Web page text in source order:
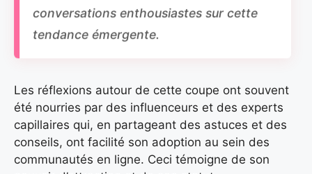
conversations enthousiastes sur cette
tendance émergente.
Les réflexions autour de cette coupe ont souvent
été nourries par des influenceurs et des experts
capillaires qui, en partageant des astuces et des
conseils, ont facilité son adoption au sein des
communautés en ligne. Ceci témoigne de son